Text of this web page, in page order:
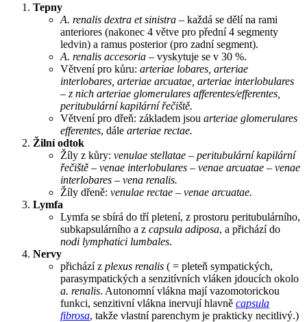
Tepny
A. renalis dextra et sinistra – každá se dělí na rami
anteriores (nakonec 4 větve pro přední 4 segmenty
ledvin) a ramus posterior (pro zadní segment).
A. renalis accesoria – vyskytuje se v 30 %.
Větvení pro kůru: arteriae lobares, arteriae
interlobares, arteriae arcuatae, arteriae interlobulares
– z nich arteriae glomerulares afferentes/efferentes,
peritubulární kapilární řečiště.
Větvení pro dřeň: základem jsou arteriae glomerulares
efferentes, dále arteriae rectae.
Žilní odtok
Žíly z kůry: venulae stellatae – peritubulární kapilární
řečiště – venae interlobulares – venae arcuatae – venae
interlobares – vena renalis.
Žíly dřeně: venulae rectae – venae arcuatae.
Lymfa
Lymfa se sbírá do tří pletení, z prostoru peritubulárního,
subkapsulárního a z capsula adiposa, a přichází do
nodi lymphatici lumbales.
Nervy
přichází z plexus renalis ( = pleteň sympatických,
parasympatických a senzitívních vláken jdoucích okolo
a. renalis. Autonomní vlákna mají vazomotorickou
funkci, senzitivní vlákna inervují hlavně capsula
fibrosa, takže vlastní parenchym je prakticky necitlivý.)